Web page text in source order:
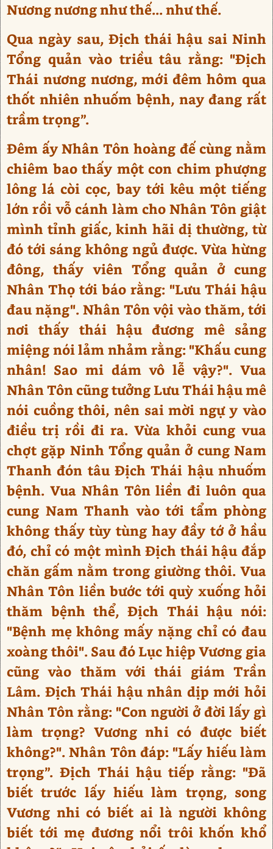
Nương nương như thế... như thế.
Qua ngày sau, Địch thái hậu sai Ninh
Tổng quản vào triều tâu rằng: "Địch
Thái nương nương, mới đêm hôm qua
thốt nhiên nhuốm bệnh, nay đang rất
trầm trọng”.
Đêm ấy Nhân Tôn hoàng đế cùng nằm
chiêm bao thấy một con chim phượng
lông lá còi cọc, bay tới kêu một tiếng
lớn rồi vỗ cánh làm cho Nhân Tôn giật
mình tỉnh giấc, kinh hãi dị thường, từ
đó tới sáng không ngủ được. Vừa hừng
đông, thấy viên Tổng quản ở cung
Nhân Thọ tới báo rằng: "Lưu Thái hậu
đau nặng". Nhân Tôn vội vào thăm, tới
nơi thấy thái hậu đương mê sảng
miệng nói lảm nhảm rằng: "Khấu cung
nhân! Sao mi dám vô lễ vậy?". Vua
Nhân Tôn cũng tưởng Lưu Thái hậu mê
nói cuồng thôi, nên sai mời ngự y vào
điều trị rồi đi ra. Vừa khỏi cung vua
chợt gặp Ninh Tổng quản ở cung Nam
Thanh đón tâu Địch Thái hậu nhuốm
bệnh. Vua Nhân Tôn liền đi luôn qua
cung Nam Thanh vào tới tẩm phòng
không thấy tùy tùng hay đầy tớ ở hầu
đó, chỉ có một mình Địch thái hậu đắp
chăn gấm nằm trong giường thôi. Vua
Nhân Tôn liền bước tới quỳ xuống hỏi
thăm bệnh thể, Địch Thái hậu nói:
"Bệnh mẹ không mấy nặng chỉ có đau
xoàng thôi". Sau đó Lục hiệp Vương gia
cũng vào thăm với thái giám Trần
Lâm. Địch Thái hậu nhân dịp mới hỏi
Nhân Tôn rằng: "Con người ở đời lấy gì
làm trọng? Vương nhi có được biết
không?". Nhân Tôn đáp: "Lấy hiếu làm
trọng”. Địch Thái hậu tiếp rằng: "Đã
biết trước lấy hiếu làm trọng, song
Vương nhi có biết ai là người không
biết tới mẹ đương nổi trôi khốn khổ